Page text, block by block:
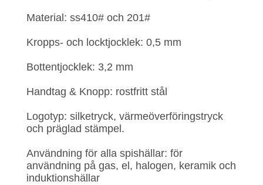
Material: ss410# och 201#
Kropps- och locktjocklek: 0,5 mm
Bottentjocklek: 3,2 mm
Handtag & Knopp: rostfritt stål
Logotyp: silketryck, värmeöverföringstryck
och präglad stämpel.
Användning för alla spishällar: för
användning på gas, el, halogen, keramik och
induktionshällar